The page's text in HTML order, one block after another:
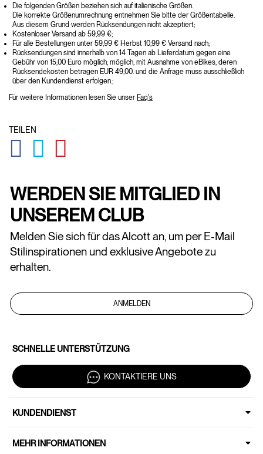
Die folgenden Größen beziehen sich auf italienische Größen.
Die korrekte Größenumrechnung entnehmen Sie bitte der Größentabelle.
Aus diesem Grund werden Rücksendungen nicht akzeptiert;
Kostenloser Versand ab 59,99 €;
Für alle Bestellungen unter 59,99 € Herbst 10,99 € Versand nach;
Rücksendungen sind innerhalb von 14 Tagen ab Lieferdatum gegen eine
Gebühr von 15,00 Euro möglich; möglich, mit Ausnahme von eBikes, deren
Rücksendekosten betragen EUR 49,00. und die Anfrage muss ausschließlich
über den Kundendienst erfolgen.;
Für weitere Informationen lesen Sie unser Faq's
TEILEN
GLOBAL.SOCIALSHARE.FACEBOOK
GLOBAL.SOCIALSHARE.TWITTER
WERDEN SIE MITGLIED IN
UNSEREM CLUB
Melden Sie sich für das Alcott an, um per E-Mail
Stilinspirationen und exklusive Angebote zu
erhalten.
ANMELDEN
SCHNELLE UNTERSTÜTZUNG
KONTAKTIERE UNS
KUNDENDIENST
MEHR INFORMATIONEN